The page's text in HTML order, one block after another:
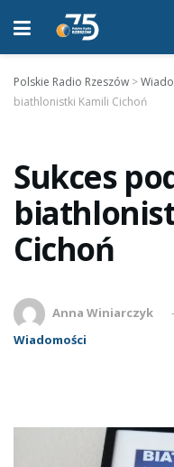
Polskie Radio Rzeszów >
biathlonistki Kamili Cichoń
Sukces
Cichoń
Anna Winiarczyk
Wiadomości